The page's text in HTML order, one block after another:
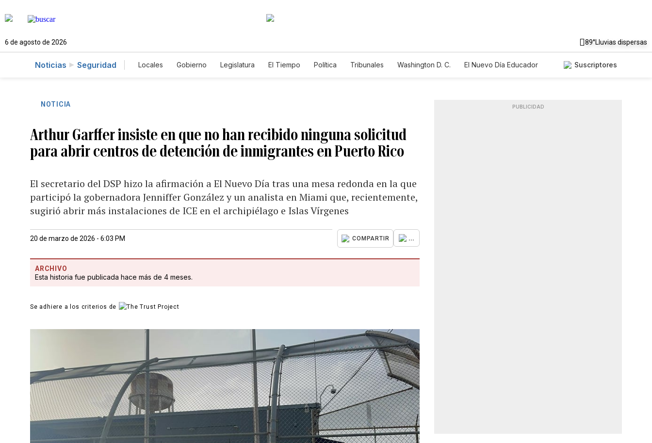
6 de agosto de 2026 89°Lluvias dispersas
Noticias Seguridad Locales Gobierno Legislatura El Tiempo Política Tribunales Washington D. C.
El Nuevo Día Educador
Suscriptores
NOTICIA
Arthur Garffer insiste en que no han recibido ninguna solicitud
para abrir centros de detención de inmigrantes en Puerto Rico
El secretario del DSP hizo la afirmación a El Nuevo Día tras una mesa redonda en la que
participó la gobernadora Jenniffer González y un analista en Miami que, recientemente,
sugirió abrir más instalaciones de ICE en el archipiélago e Islas Vírgenes
20 de marzo de 2026 - 6:03 PM COMPARTIR ...
ARCHIVO
Esta historia fue publicada hace más de 4 meses.
Se adhiere a los criterios de
PUBLICIDAD